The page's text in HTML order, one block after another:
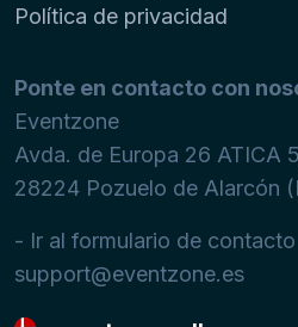
Política de privacidad
Ponte en contacto con
Eventzone
Avda. de Europa 26 ATICA
28224 Pozuelo de Alarcón
- Ir al formulario de contacto
support@eventzone.es